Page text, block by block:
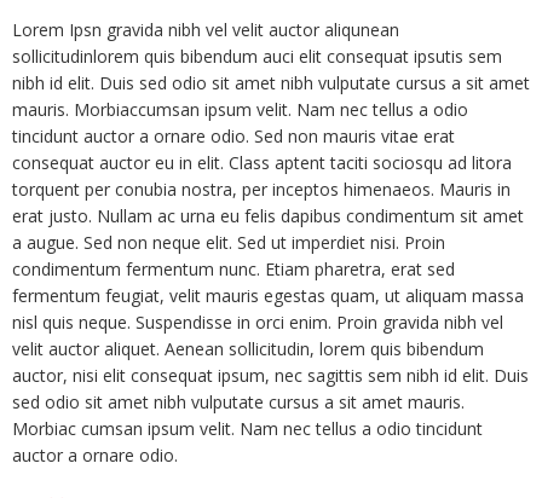
Lorem Ipsn gravida nibh vel velit auctor aliqunean
sollicitudinlorem quis bibendum auci elit consequat ipsutis sem
nibh id elit. Duis sed odio sit amet nibh vulputate cursus a sit amet
mauris. Morbiaccumsan ipsum velit. Nam nec tellus a odio
tincidunt auctor a ornare odio. Sed non mauris vitae erat
consequat auctor eu in elit. Class aptent taciti sociosqu ad litora
torquent per conubia nostra, per inceptos himenaeos. Mauris in
erat justo. Nullam ac urna eu felis dapibus condimentum sit amet
a augue. Sed non neque elit. Sed ut imperdiet nisi. Proin
condimentum fermentum nunc. Etiam pharetra, erat sed
fermentum feugiat, velit mauris egestas quam, ut aliquam massa
nisl quis neque. Suspendisse in orci enim. Proin gravida nibh vel
velit auctor aliquet. Aenean sollicitudin, lorem quis bibendum
auctor, nisi elit consequat ipsum, nec sagittis sem nibh id elit. Duis
sed odio sit amet nibh vulputate cursus a sit amet mauris.
Morbiac cumsan ipsum velit. Nam nec tellus a odio tincidunt
auctor a ornare odio.